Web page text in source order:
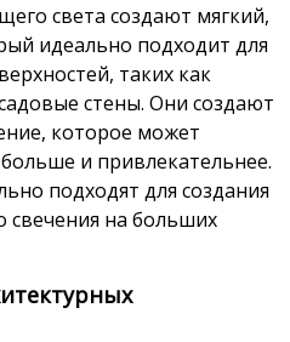
света создают мягкий,
идеально подходит для
таких как
стены. Они создают
которое может
и привлекательнее.
подходят для создания
свечения на больших